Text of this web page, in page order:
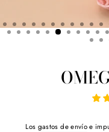
Los gastos de envíoe